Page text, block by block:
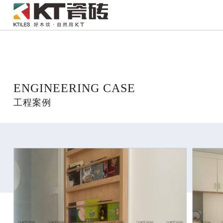
121312
ENGINEERING CASE
工程案例